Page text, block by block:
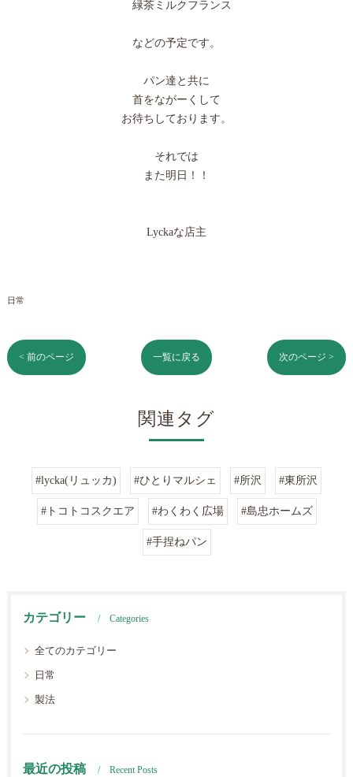
緑茶ミルクフランス
などの予定です。
パン達と共に
首をながーくして
お待ちしております。
それでは
また明日！！
Lyckaな店主
日常
< 前のページ 一覧に戻る 次のページ >
関連タグ
#lycka(リュッカ) #ひとりマルシェ #所沢 #東所沢
#トコトコスクエア #わくわく広場 #島忠ホームズ
#手捏ねパン
カテゴリー Categories
全てのカテゴリー
日常
製法
最近の投稿 Recent Posts